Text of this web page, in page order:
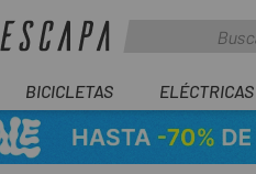
BICICLETAS ELÉCTRICAS